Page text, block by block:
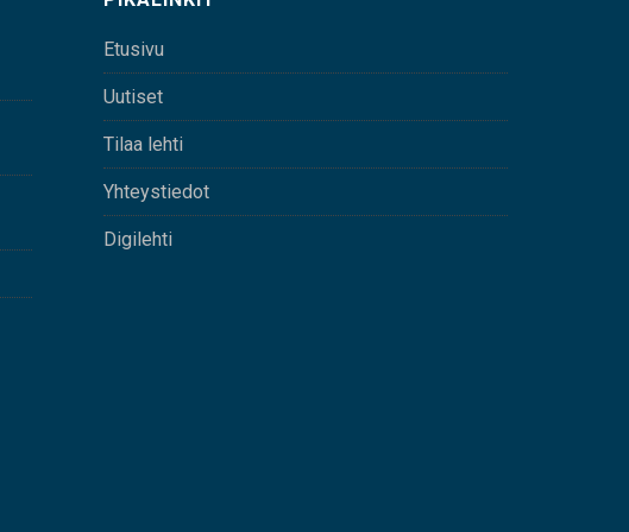
Etusivu
Uutiset
Tilaa lehti
Yhteystiedot
Digilehti